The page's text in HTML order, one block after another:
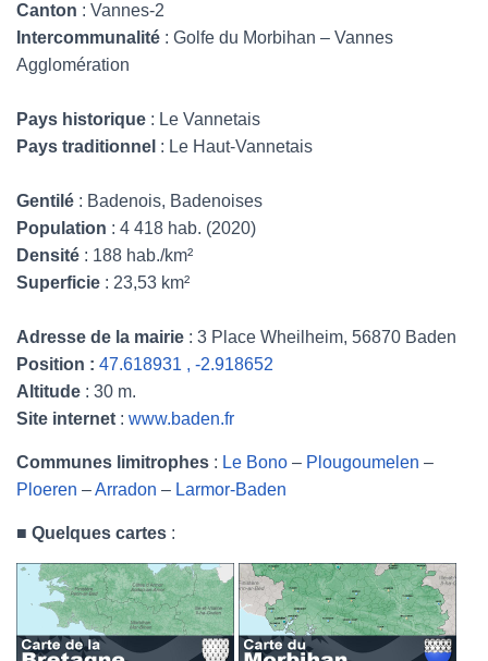
Canton : Vannes-2
Intercommunalité : Golfe du Morbihan – Vannes
Agglomération
Pays historique : Le Vannetais
Pays traditionnel : Le Haut-Vannetais
Gentilé : Badenois, Badenoises
Population : 4 418 hab. (2020)
Densité : 188 hab./km²
Superficie : 23,53 km²
Adresse de la mairie : 3 Place Wheilheim, 56870 Baden
Position : 47.618931 , -2.918652
Altitude : 30 m.
Site internet : www.baden.fr
Communes limitrophes : Le Bono – Plougoumelen –
Ploeren –Arradon – Larmor-Baden
■ Quelques cartes :